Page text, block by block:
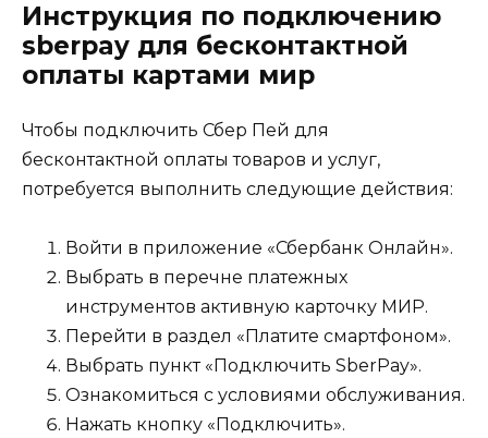
Инструкция по подключению
sberpay для бесконтактной
оплаты картами мир
Чтобы подключить Сбер Пей для
бесконтактной оплаты товаров и услуг,
потребуется выполнить следующие действия:
Войти в приложение «Сбербанк Онлайн».
Выбрать в перечне платежных
инструментов активную карточку МИР.
Перейти в раздел «Платите смартфоном».
Выбрать пункт «Подключить SberPay».
Ознакомиться с условиями обслуживания.
Нажать кнопку «Подключить».